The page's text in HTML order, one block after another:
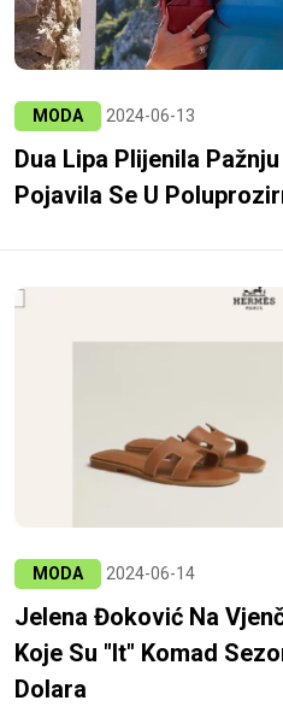
MODA 2024-06-13
Dua Lipa Plijenila
Pojavila Se U
MODA 2024-06-14
Jelena Đoković Na
Koje Su "it" Komad
Dolara